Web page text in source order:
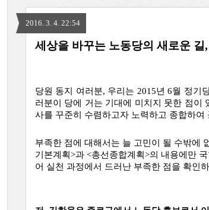
2016. 3. 4. 22:54
세상을 바꾸는 노동당의 새로운 길
당원 동지 여러분, 우리는 2015년 6월 정기
러분이 당에 거는 기대에 미치지 못한 점이
사를 꾸준히 수렴하고자 노력하고 종합하
부족한 점에 대해서는 늘 고민이 될 수밖에
기본계획>과 <총선종합계획>의 내용에만
어 실천 과정에서 드러난 부족한 점을 확인